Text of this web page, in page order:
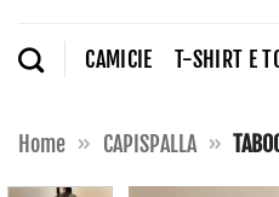
CAMICIE T-SHIRT E
Home » CAPISPALLA »